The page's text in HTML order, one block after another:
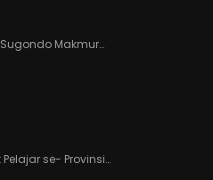
Makmur…
se- Provinsi…